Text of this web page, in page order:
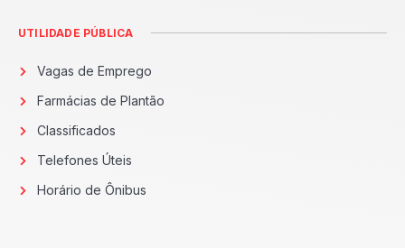
UTILIDADE PÚBLICA
Vagas de Emprego
Farmácias de Plantão
Classificados
Telefones Úteis
Horário de Ônibus